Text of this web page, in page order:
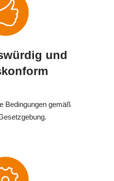
und
Bedingungen gemäß